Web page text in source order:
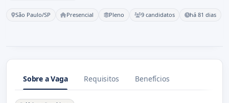
São Paulo/SP Presencial Pleno 9 candidatos há 81 dias
Sobre a Vaga Requisitos Benefícios